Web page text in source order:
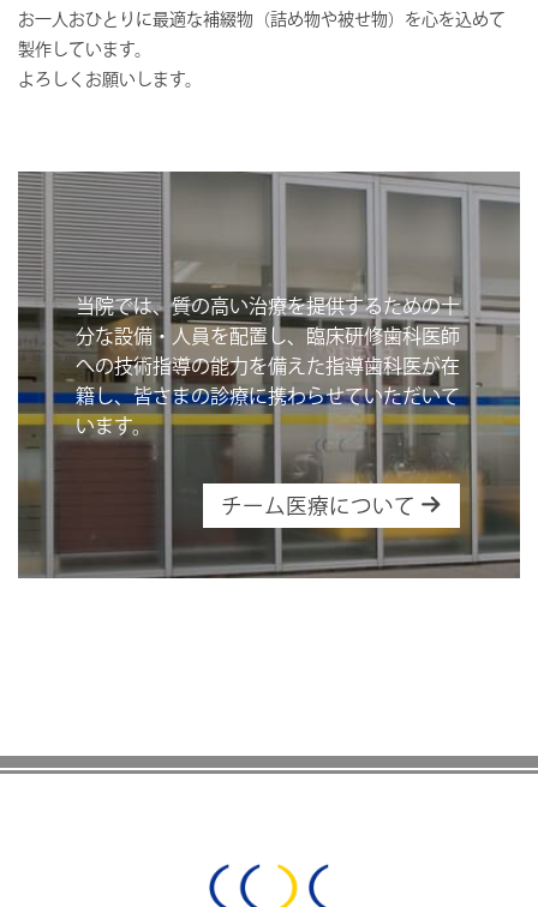
お一人おひとりに最適な補綴物（詰め物や被せ物）を心を込めて
製作しています。
よろしくお願いします。
当院では、質の高い治療を提供するための十
分な設備・人員を配置し、臨床研修歯科医師
への技術指導の能力を備えた指導歯科医が在
籍し、皆さまの診療に携わらせていただいて
います。
チーム医療について